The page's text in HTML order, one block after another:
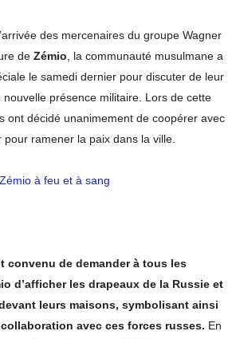
des mercenaires du groupe Wagner
de Zémio, la communauté musulmane a
le samedi dernier pour discuter de leur
présence militaire. Lors de cette
ont décidé unanimement de coopérer avec
pour ramener la paix dans la ville.
à feu et à sang
convenu de demander à tous les
d’afficher les drapeaux de la Russie et
leurs maisons, symbolisant ainsi
avec ces forces russes. En